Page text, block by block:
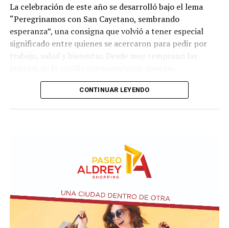
La celebración de este año se desarrolló bajo el lema
“Peregrinamos con San Cayetano, sembrando
esperanza”, una consigna que volvió a tener especial
significado entre quienes se acercaron para pedir por
trabajo, salud y bienestar. Desde muy temprano las
La imagen del santo salió del santuario de Moreno al
En paralelo, distintos gremios y organizaciones sociales
se sumaron bajo las consignas de paz, pan, tierra, techo
desocupados.
CONTINUAR LEYENDO